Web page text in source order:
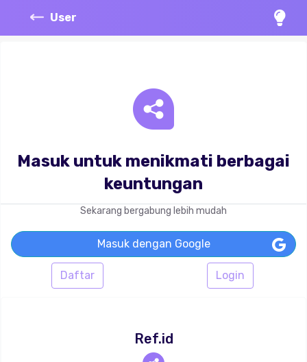
User
Masuk untuk menikmati berbagai
keuntungan
Sekarang bergabung lebih mudah
Masuk dengan Google
Daftar Login
Ref.id